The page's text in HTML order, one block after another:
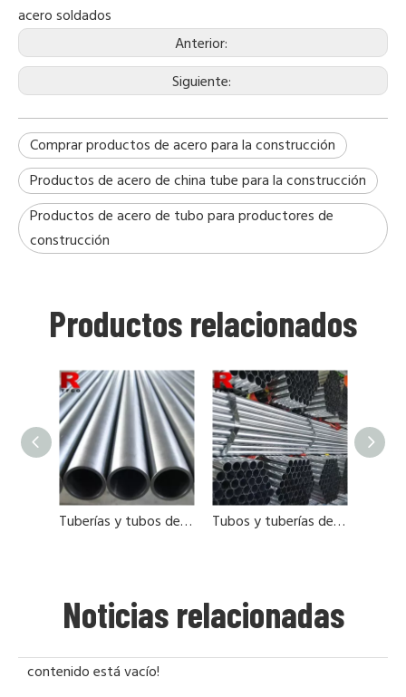
acero soldados
Anterior:
Siguiente:
Comprar productos de acero para la construcción
Productos de acero de china tube para la construcción
Productos de acero de tubo para productores de
construcción
Productos relacionados
Tuberías y tubos de acero en China Tubos y tuberías de acero fábricas de porcelana
Noticias relacionadas
contenido está vacío!